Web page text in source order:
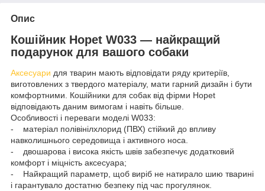
Опис
Кошійник Hopet W033 — найкращий
подарунок для вашого собаки
Аксесуари для тварин мають відповідати ряду критеріїв,
виготовлених з твердого матеріалу, мати гарний дизайн і бути
комфортними. Кошійники для собак від фірми Hopet
відповідають даним вимогам і навіть більше.
Особливості і переваги моделі W033:
- матеріал полівінілхлорид (ПВХ) стійкий до впливу
навколишнього середовища і активного носа.
- двошарова і висока якість швів забезпечує додатковий
комфорт і міцність аксесуара;
- Найкращий параметр, щоб виріб не натирало шию тварині
і гарантувало достатню безпеку під час прогулянок.